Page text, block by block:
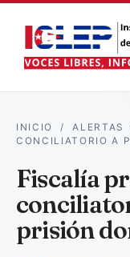
INICIO /ALERTAS
CONCILIATORIO A
Fiscalía
prisión